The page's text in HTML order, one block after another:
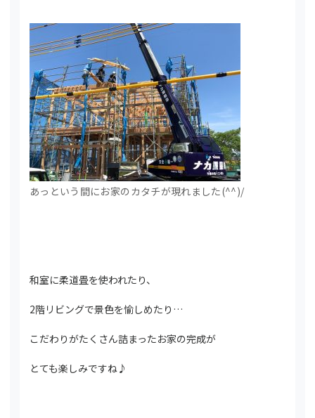
あっという間にお家のカタチが現れました(^^)/
和室に柔道畳を使われたり、
2階リビングで景色を愉しめたり…
こだわりがたくさん詰まったお家の完成が
とても楽しみですね♪